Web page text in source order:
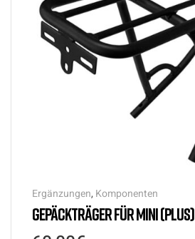
Ergänzungen, Komponenten
GEPÄCKTRÄGER FÜR MINI (PLUS)